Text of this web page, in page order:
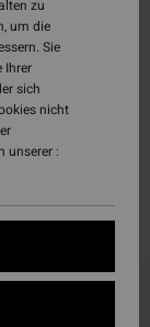
zu
um die
Sie
Ihrer
sich
nicht
unserer :